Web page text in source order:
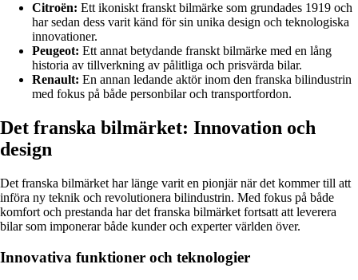
Citroën: Ett ikoniskt franskt bilmärke som grundades 1919 och
har sedan dess varit känd för sin unika design och teknologiska
innovationer.
Peugeot: Ett annat betydande franskt bilmärke med en lång
historia av tillverkning av pålitliga och prisvärda bilar.
Renault: En annan ledande aktör inom den franska bilindustrin
med fokus på både personbilar och transportfordon.
Det franska bilmärket: Innovation och
design
Det franska bilmärket har länge varit en pionjär när det kommer till att
införa ny teknik och revolutionera bilindustrin. Med fokus på både
komfort och prestanda har det franska bilmärket fortsatt att leverera
bilar som imponerar både kunder och experter världen över.
Innovativa funktioner och teknologier